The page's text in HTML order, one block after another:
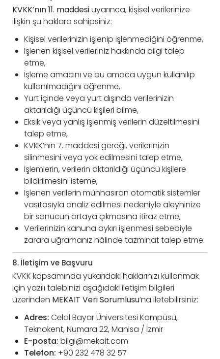
KVKK’nın 11. maddesiuyarınca, kişisel verilerinize
ilişkin şu haklara sahipsiniz:
Kişisel verilerinizin işlenip işlenmediğini öğrenme,
İşlenen kişisel verileriniz hakkında bilgi talep
etme,
İşleme amacını ve bu amaca uygun kullanılıp
kullanılmadığını öğrenme,
Yurt içinde veya yurt dışında verilerinizin
aktarıldığı üçüncü kişileri bilme,
Eksik veya yanlış işlenmiş verilerin düzeltilmesini
talep etme,
KVKK’nın 7. maddesi gereği, verilerinizin
silinmesini veya yok edilmesini talep etme,
İşlemlerin, verilerin aktarıldığı üçüncü kişilere
bildirilmesini isteme,
İşlenen verilerin münhasıran otomatik sistemler
vasıtasıyla analiz edilmesi nedeniyle aleyhinize
bir sonucun ortaya çıkmasına itiraz etme,
Verilerinizin kanuna aykırı işlenmesi sebebiyle
zarara uğramanız hâlinde tazminat talep etme.
8. İletişim ve Başvuru
KVKK kapsamında yukarıdaki haklarınızı kullanmak
için yazılı talebinizi aşağıdaki iletişim bilgileri
üzerinden MEKAIT Veri Sorumlusu’na iletebilirsiniz:
Adres: Celal Bayar Üniversitesi Kampüsü,
Teknokent, Numara 22, Manisa / İzmir
E-posta: bilgi@mekait.com
Telefon: +90 232 478 32 57